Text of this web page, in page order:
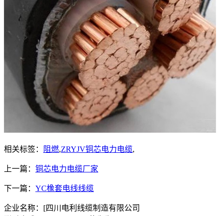
相关标签： 阻燃,ZRYJV铜芯电力电缆,
上一篇： 铜芯电力电缆厂家
下一篇： YC橡套电线线缆
企业名称：[四川电利线缆制造有限公司